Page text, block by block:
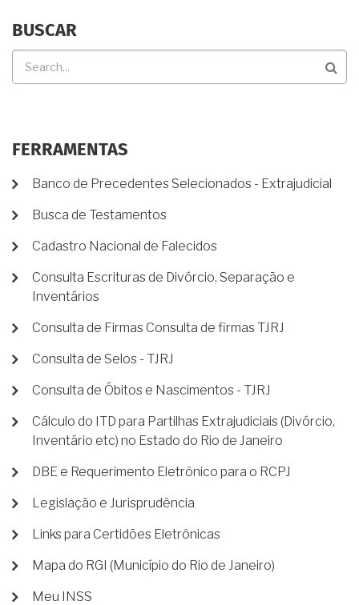
BUSCAR
FERRAMENTAS
Banco de Precedentes Selecionados - Extrajudicial
Busca de Testamentos
Cadastro Nacional de Falecidos
Consulta Escrituras de Divórcio, Separação e
Inventários
Consulta de Firmas Consulta de firmas TJRJ
Consulta de Selos - TJRJ
Consulta de Óbitos e Nascimentos - TJRJ
Cálculo do ITD para Partilhas Extrajudiciais (Divórcio,
Inventário etc) no Estado do Rio de Janeiro
DBE e Requerimento Eletrônico para o RCPJ
Legislação e Jurisprudência
Links para Certidões Eletrônicas
Mapa do RGI (Município do Rio de Janeiro)
Meu INSS